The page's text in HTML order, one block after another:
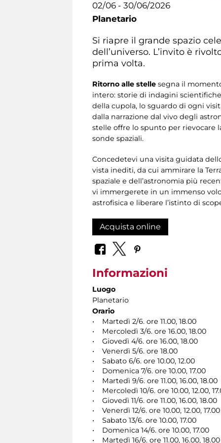
02/06 - 30/06/2026
Planetario
Si riapre il grande spazio
dell’universo. L’invito è
prima volta.
Ritorno alle stelle segna il
intero: storie di indagini
della cupola, lo sguardo di ogni
dalla narrazione dal vivo degli
stelle offre lo spunto per rievocare
sonde spaziali.
Concedetevi una visita guidata
vista inediti, da cui ammirare la
spaziale e dell’astronomia più
vi immergerete in un immenso
astrofisica e liberare l’istinto di
Acquista online
Informazioni
Luogo
Planetario
Orario
• Martedì 2/6. ore 11.00, 18.00
• Mercoledì 3/6. ore 16.00, 18.00
• Giovedì 4/6. ore 16.00, 18.00
• Venerdì 5/6. ore 18.00
• Sabato 6/6. ore 10.00, 12.00
• Domenica 7/6. ore 10.00, 17.00
• Martedì 9/6. ore 11.00, 16.00, 18.00
• Mercoledì 10/6. ore 10.00, 12.00,
• Giovedì 11/6. ore 11.00, 16.00, 18.00
• Venerdì 12/6. ore 10.00, 12.00, 17.00
• Sabato 13/6. ore 10.00, 17.00
• Domenica 14/6. ore 10.00, 17.00
• Martedì 16/6. ore 11.00, 16.00, 18.00